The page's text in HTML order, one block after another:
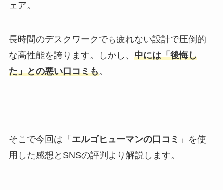
ェア。
長時間のデスクワークでも疲れない設計で圧倒的
な高性能を誇ります。しかし、 中には「後悔し
た」との悪い口コミも。
そこで今回は「 エルゴヒューマンの口コミ 」を使
用した感想とSNSの評判より解説します。